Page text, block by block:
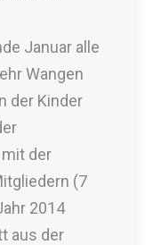
Januar alle
Wangen
der Kinder
der
(7
2014
aus der